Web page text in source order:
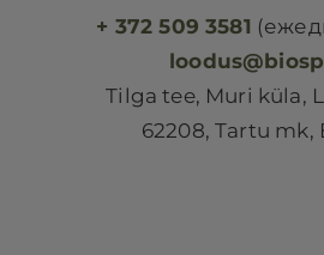
+ 372 509 3581
Tilga tee, Muri küla,
62208, Tartu mk,